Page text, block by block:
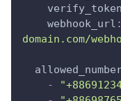
verify_token
webhook_url :
domain.com/
-